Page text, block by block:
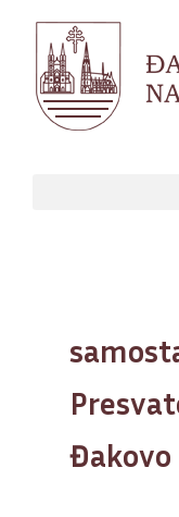
content
Đakovo